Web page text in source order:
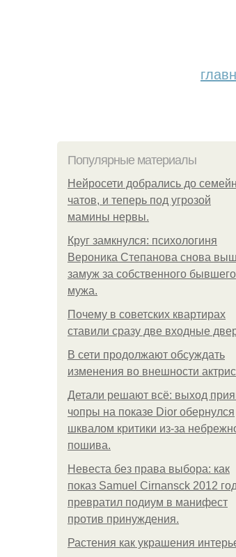
Популярные материалы
Нейросети добрались до
чатов, и теперь под угрозой
мамины нервы.
Круг замкнулся: психологиня
Вероника Степанова снова
замуж за собственного бывшего
мужа.
Почему в советских квартирах
ставили сразу две входные
В сети продолжают обсуждать
изменения во внешности
Детали решают всё: выход
чопры на показе Dior обернулся
шквалом критики из-за
пошива.
Невеста без права выбора: как
показ Samuel Cirnansck 2012
превратил подиум в манифест
против принуждения.
Растения как украшения